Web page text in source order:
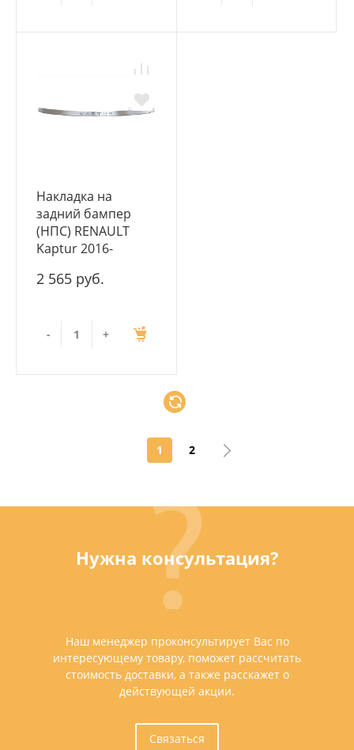
Накладка на
задний бампер
(НПС) RENAULT
Kaptur 2016-
2 565 руб.
- +
1 2
Нужна консультация?
Наш менеджер проконсультирует Вас по
интересующему товару, поможет рассчитать
стоимость доставки, а также расскажет о
действующей акции.
Связаться